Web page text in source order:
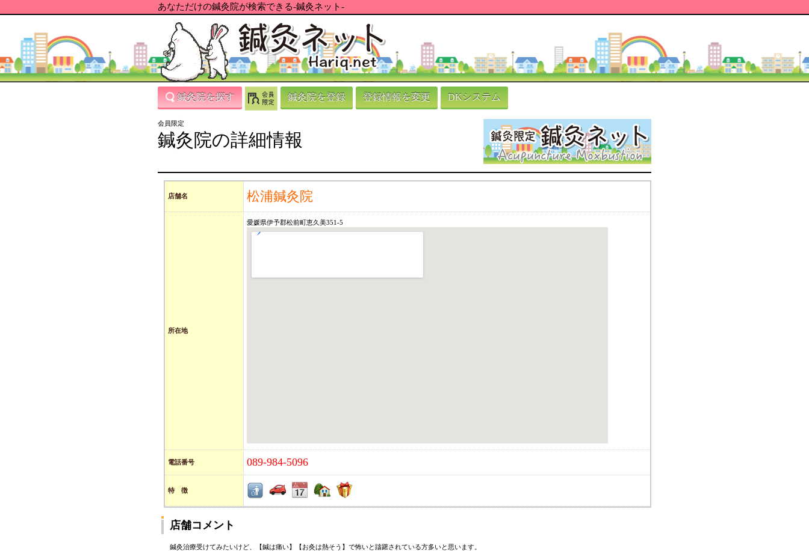
あなただけの鍼灸院が検索できる-鍼灸ネット-
鍼灸院を探す 鍼灸院を登録 登録情報を変更 DKシステム
会員限定
鍼灸院の詳細情報
店舗名 松浦鍼灸院
所在地
愛媛県伊予郡松前町恵久美351-5
電話番号 089-984-5096
特 徴
店舗コメント
鍼灸治療受けてみたいけど、【鍼は痛い】【お灸は熱そう】で怖いと躊躇されている方多いと思います。